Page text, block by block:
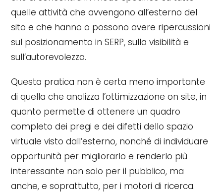
quelle attività che avvengono all’esterno del
sito e che hanno o possono avere ripercussioni
sul posizionamento in SERP, sulla visibilità e
sull’autorevolezza.
Questa pratica non è certa meno importante
di quella che analizza l’ottimizzazione on site, in
quanto permette di ottenere un quadro
completo dei pregi e dei difetti dello spazio
virtuale visto dall’esterno, nonché di individuare
opportunità per migliorarlo e renderlo più
interessante non solo per il pubblico, ma
anche, e soprattutto, per i motori di ricerca.